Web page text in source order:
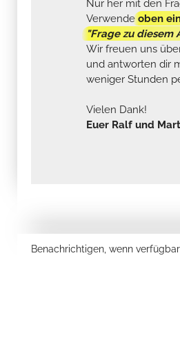
Nur her mit den
Verwendeoben
"Frage zu diesem
Wir freuen uns
und antworten dir
weniger Stunden
Vielen Dank!
Euer Ralf und
Benachrichtigen, wenn verfügbar